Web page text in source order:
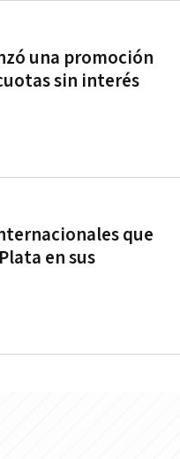
una promoción
sin interés
que
en sus